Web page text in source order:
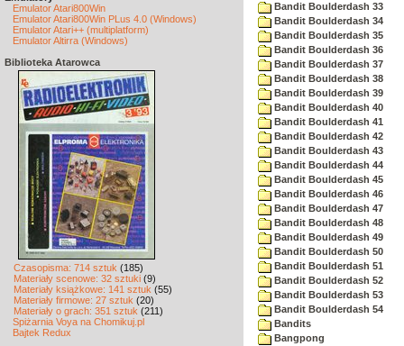
Emulator Atari800Win
Emulator Atari800Win PLus 4.0 (Windows)
Emulator Atari++ (multiplatform)
Emulator Altirra (Windows)
Biblioteka Atarowca
Czasopisma: 714 sztuk (185)
Materiały scenowe: 32 sztuki (9)
Materiały książkowe: 141 sztuk (55)
Materiały firmowe: 27 sztuk (20)
Materiały o grach: 351 sztuk (211)
Spiżarnia Voya na Chomikuj.pl
Bajtek Redux
Bandit Boulderdash 33
Bandit Boulderdash 34
Bandit Boulderdash 35
Bandit Boulderdash 36
Bandit Boulderdash 37
Bandit Boulderdash 38
Bandit Boulderdash 39
Bandit Boulderdash 40
Bandit Boulderdash 41
Bandit Boulderdash 42
Bandit Boulderdash 43
Bandit Boulderdash 44
Bandit Boulderdash 45
Bandit Boulderdash 46
Bandit Boulderdash 47
Bandit Boulderdash 48
Bandit Boulderdash 49
Bandit Boulderdash 50
Bandit Boulderdash 51
Bandit Boulderdash 52
Bandit Boulderdash 53
Bandit Boulderdash 54
Bandits
Bangpong